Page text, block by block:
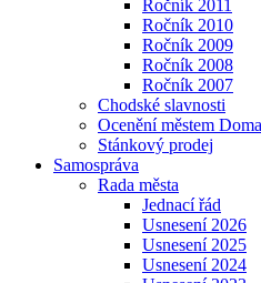
Ročník 2011
Ročník 2010
Ročník 2009
Ročník 2008
Ročník 2007
Chodské slavnosti
Ocenění městem
Stánkový prodej
Samospráva
Rada města
Jednací řád
Usnesení 2026
Usnesení 2025
Usnesení 2024